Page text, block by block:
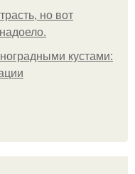
но вот
кустами: